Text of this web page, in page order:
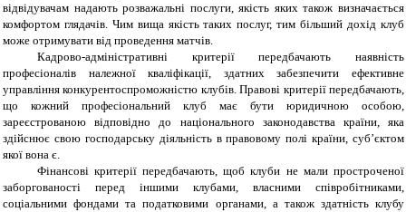
відвідувачам надають розважальні послуги, якість яких також визначається
комфортом глядачів. Чим вища якість таких послуг, тим більший дохід клуб
може отримувати від проведення матчів.
Кадрово-адміністративні критерії передбачають наявність
професіоналів належної кваліфікації, здатних забезпечити ефективне
управління конкурентоспроможністю клубів. Правові критерії передбачають,
що кожний професіональний клуб має бути юридичною особою,
зареєстрованою відповідно до національного законодавства країни, яка
здійснює свою господарську діяльність в правовому полі країни, суб’єктом
якої вона є.
Фінансові критерії передбачають, щоб клуби не мали простроченої
заборгованості перед іншими клубами, власними співробітниками,
соціальними фондами та податковими органами, а також здатність клубу